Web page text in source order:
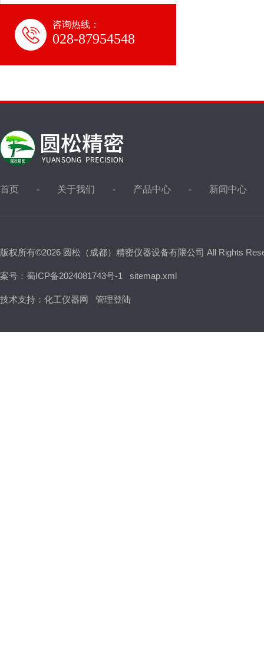
咨询热线：
028-87954548
首页 关于我们 产品中心 新闻中心
版权所有©2026 圆松（成都）精密仪器设备有限公司 All Rights
案号：蜀ICP备2024081743号-1 sitemap.xml
技术支持： 化工仪器网 管理登陆